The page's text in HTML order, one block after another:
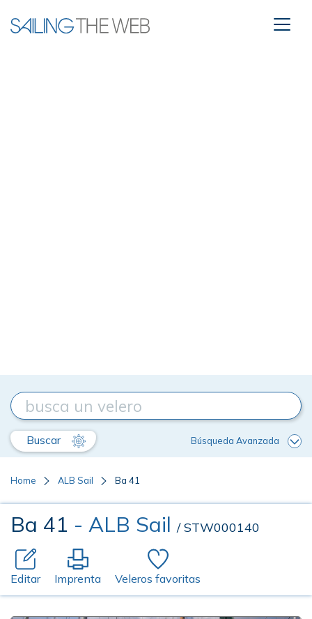
Buscar Búsqueda Avanzada
Home ALB Sail Ba 41
Ba 41 - ALB Sail / STW000140
Editar Imprenta Veleros favoritas